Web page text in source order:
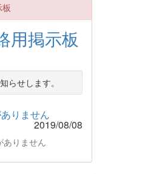
用掲示板
らせします。
りません
2019/08/08
ありません